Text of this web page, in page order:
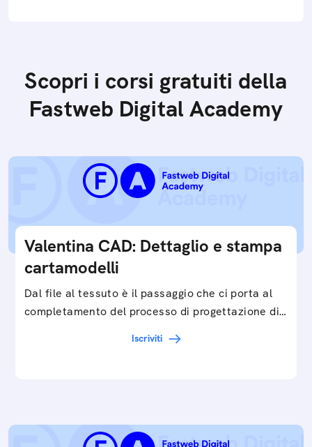
Scopri i corsi gratuiti della
Fastweb Digital Academy
Valentina CAD: Dettaglio e stampa
cartamodelli
Dal file al tessuto è il passaggio che ci porta al
completamento del processo di progettazione di
Iscriviti